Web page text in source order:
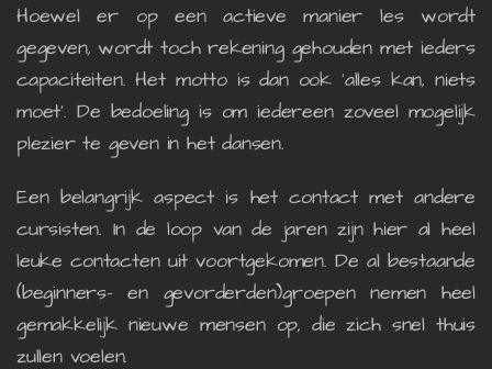
Hoewel er op een actieve manier les wordt
gegeven, wordt toch rekening gehouden met ieders
capaciteiten. Het motto is dan ook ‘alles kan, niets
moet’. De bedoeling is om iedereen zoveel mogelijk
plezier te geven in het dansen.
Een belangrijk aspect is het contact met andere
cursisten. In de loop van de jaren zijn hier al heel
leuke contacten uit voortgekomen. De al bestaande
(beginners- en gevorderden)groepen nemen heel
gemakkelijk nieuwe mensen op, die zich snel thuis
zullen voelen.